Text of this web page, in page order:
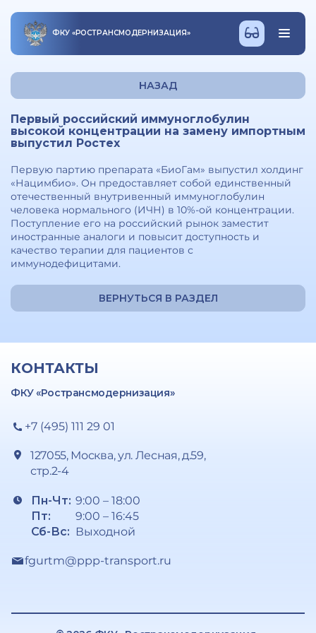
ФКУ «РОСТРАНСМОДЕРНИЗАЦИЯ»
НАЗАД
Первый российский иммуноглобулин
высокой концентрации на замену импортным
выпустил Ростех
Первую партию препарата «БиоГам» выпустил холдинг
«Нацимбио». Он предоставляет собой единственный
отечественный внутривенный иммуноглобулин
человека нормального (ИЧН) в 10%-ой концентрации.
Поступление его на российский рынок заместит
иностранные аналоги и повысит доступность и
качество терапии для пациентов с
иммунодефицитами.
ВЕРНУТЬСЯ В РАЗДЕЛ
КОНТАКТЫ
ФКУ «Ространсмодернизация»
+7 (495) 111 29 01
127055, Москва, ул. Лесная, д.59,
стр.2-4
Пн-Чт:
Пт:
Сб-Вс:
9:00 – 18:00
9:00 – 16:45
Выходной
fgurtm@ppp-transport.ru